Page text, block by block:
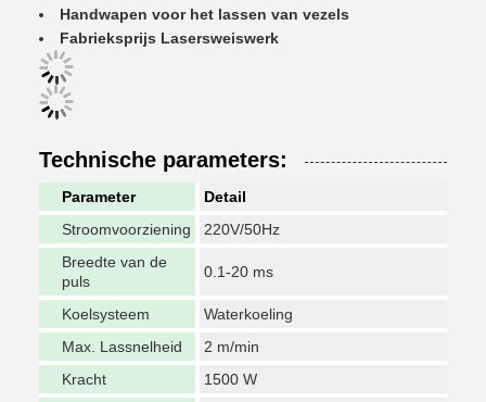
Handwapen voor het lassen van vezels
Fabrieksprijs Lasersweiswerk
Technische parameters:
Parameter
Detail
Stroomvoorziening
220V/50Hz
Breedte van de
puls
0.1-20 ms
Koelsysteem
Waterkoeling
Max. Lassnelheid
2 m/min
Kracht
1500 W